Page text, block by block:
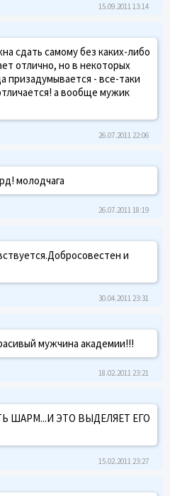
15.09.2011 13:14
сдать самому без каких-либо
отлично, но в некоторых
призадумывается - все-таки
а вообще мужик
26.07.2011 22:06
молодчага
26.07.2011 18:19
и
30.04.2011 23:31
мужчина академии!!!
18.02.2011 23:21
ШАРМ...И ЭТО ВЫДЕЛЯЕТ ЕГО
15.02.2011 23:27